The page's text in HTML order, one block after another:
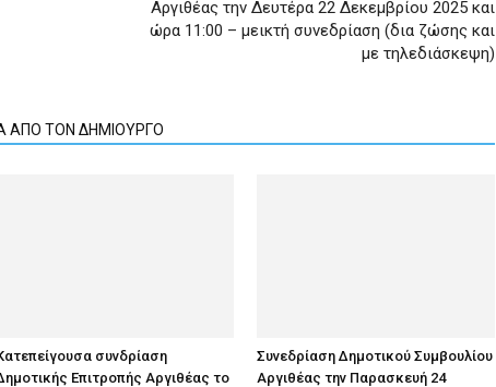
Αργιθέας την Δευτέρα 22 Δεκεμβρίου 2025 και
ώρα 11:00 – μεικτή συνεδρίαση (δια ζώσης και
με τηλεδιάσκεψη)
ΑΠΟ ΤΟΝ ΔΗΜΙΟΥΡΓΟ
συνδρίαση
Επιτροπής Αργιθέας το
Συνεδρίαση Δημοτικού Συμβουλίου
Αργιθέας την Παρασκευή 24